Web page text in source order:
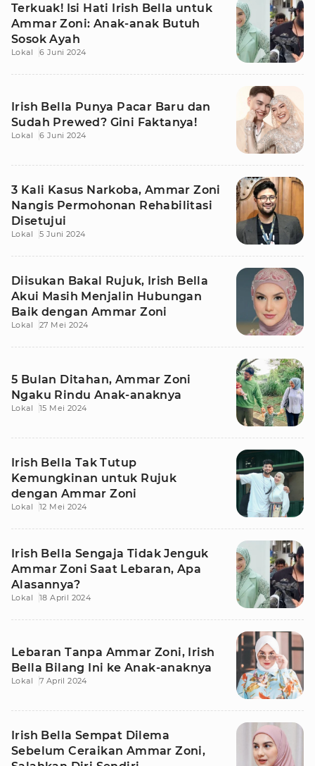
Terkuak! Isi Hati Irish Bella untuk
Ammar Zoni: Anak-anak Butuh
Sosok Ayah
Lokal 6 Juni 2024
Irish Bella Punya Pacar Baru dan
Sudah Prewed? Gini Faktanya!
Lokal 6 Juni 2024
3 Kali Kasus Narkoba, Ammar Zoni
Nangis Permohonan Rehabilitasi
Disetujui
Lokal 5 Juni 2024
Diisukan Bakal Rujuk, Irish Bella
Akui Masih Menjalin Hubungan
Baik dengan Ammar Zoni
Lokal 27 Mei 2024
5 Bulan Ditahan, Ammar Zoni
Ngaku Rindu Anak-anaknya
Lokal 15 Mei 2024
Irish Bella Tak Tutup
Kemungkinan untuk Rujuk
dengan Ammar Zoni
Lokal 12 Mei 2024
Irish Bella Sengaja Tidak Jenguk
Ammar Zoni Saat Lebaran, Apa
Alasannya?
Lokal 18 April 2024
Lebaran Tanpa Ammar Zoni, Irish
Bella Bilang Ini ke Anak-anaknya
Lokal 7 April 2024
Irish Bella Sempat Dilema
Sebelum Ceraikan Ammar Zoni,